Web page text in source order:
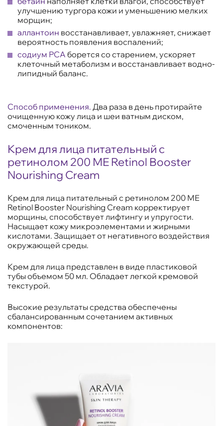
улучшению тургора кожи и уменьшению мелких
морщин;
аллантоин восстанавливает, увлажняет, снижает
вероятность появления воспалений;
содиум РСА борется со старением, ускоряет
клеточный метаболизм и восстанавливает водно-
липидный баланс.
Способ применения. Два раза в день протирайте
очищенную кожу лица и шеи ватным диском,
смоченным тоником.
Крем для лица питательный с
ретинолом 200 МЕ Retinol Booster
Nourishing Cream
Крем для лица питательный с ретинолом 200 МЕ
Retinol Booster Nourishing Cream корректирует
морщины, способствует лифтингу и упругости.
Насыщает кожу микроэлементами и жирными
кислотами. Защищает от негативного воздействия
окружающей среды.
Крем для лица представлен в виде пластиковой
тубы объемом 50 мл. Обладает легкой кремовой
текстурой.
Высокие результаты средства обеспечены
сбалансированным сочетанием активных
компонентов: